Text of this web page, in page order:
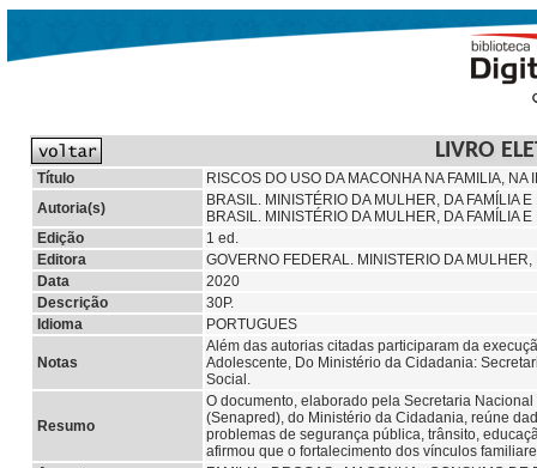
LIVRO
Título
RISCOS DO USO DA MACONHA NA FAMILIA, NA
Autoria(s)
BRASIL. MINISTÉRIO DA MULHER, DA FAMÍLIA
BRASIL. MINISTÉRIO DA MULHER, DA FAMÍLIA
Edição
1 ed.
Editora
GOVERNO FEDERAL. MINISTERIO DA
Data
2020
Descrição
30P.
Idioma
PORTUGUES
Notas
Além das autorias citadas participaram da
Adolescente, Do Ministério da Cidadania:
Social.
Resumo
O documento, elaborado pela Secretaria
(Senapred), do Ministério da Cidadania, reúne
problemas de segurança pública, trânsito,
afirmou que o fortalecimento dos vínculos